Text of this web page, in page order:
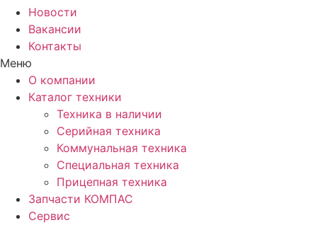
Новости
Вакансии
Контакты
Меню
О компании
Каталог техники
Техника в наличии
Серийная техника
Коммунальная техника
Специальная техника
Прицепная техника
Запчасти КОМПАС
Сервис